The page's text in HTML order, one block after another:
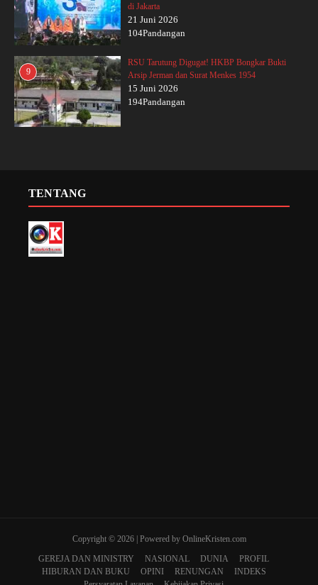
di Jakarta
21 Juni 2026
104Pandangan
9
RSU Tarutung Digugat! HKBP Bongkar Bukti
Arsip Jerman dan Surat Menkes 1954
15 Juni 2026
194Pandangan
TENTANG
Copyright © 2026 | Powered by OnlineKristen.com
GEREJA DAN MINISTRY
NASIONAL DUNIA
PROFIL
HIBURAN DAN BUKU
OPINI RENUNGAN
INDEKS